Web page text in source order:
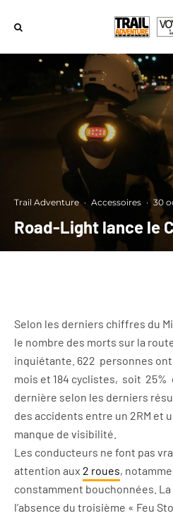
Trail Adventure · Accessoires · 30
Road-Light lance le
Selon les derniers chiffres du
le nombre des morts sur la
inquiétante. 622 personnes ont
mois et 184 cyclistes, soit 25%
dernière selon les derniers
des accidents entre un 2RM et
manque de visibilité.
Les conducteurs ne font pas
attention aux 2 roues,
constamment bouchonnées.
l’absence du troisième « Feu